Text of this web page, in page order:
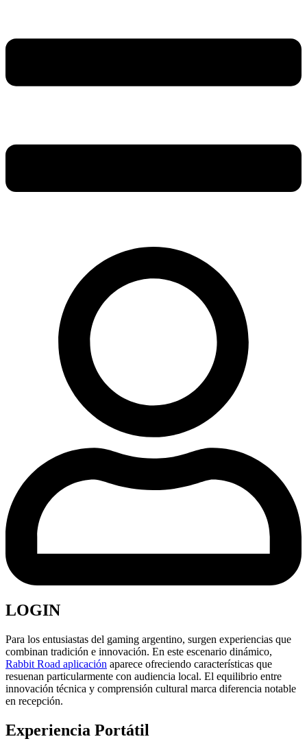
LOGIN
Para los entusiastas del gaming argentino, surgen experiencias que
combinan tradición e innovación. En este escenario dinámico,
Rabbit Road aplicación aparece ofreciendo características que
resuenan particularmente con audiencia local. El equilibrio entre
innovación técnica y comprensión cultural marca diferencia notable
en recepción.
Experiencia Portátil